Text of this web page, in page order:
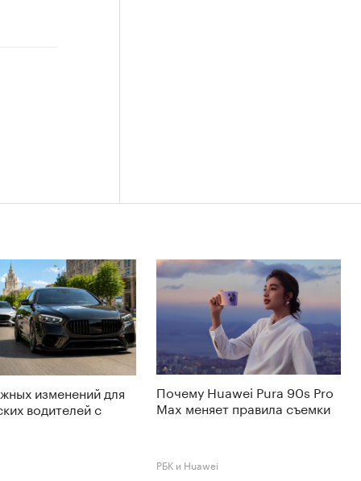
изменений для
водителей с
Почему Huawei Pura 90s Pro
Max меняет правила съемки
РБК и Huawei